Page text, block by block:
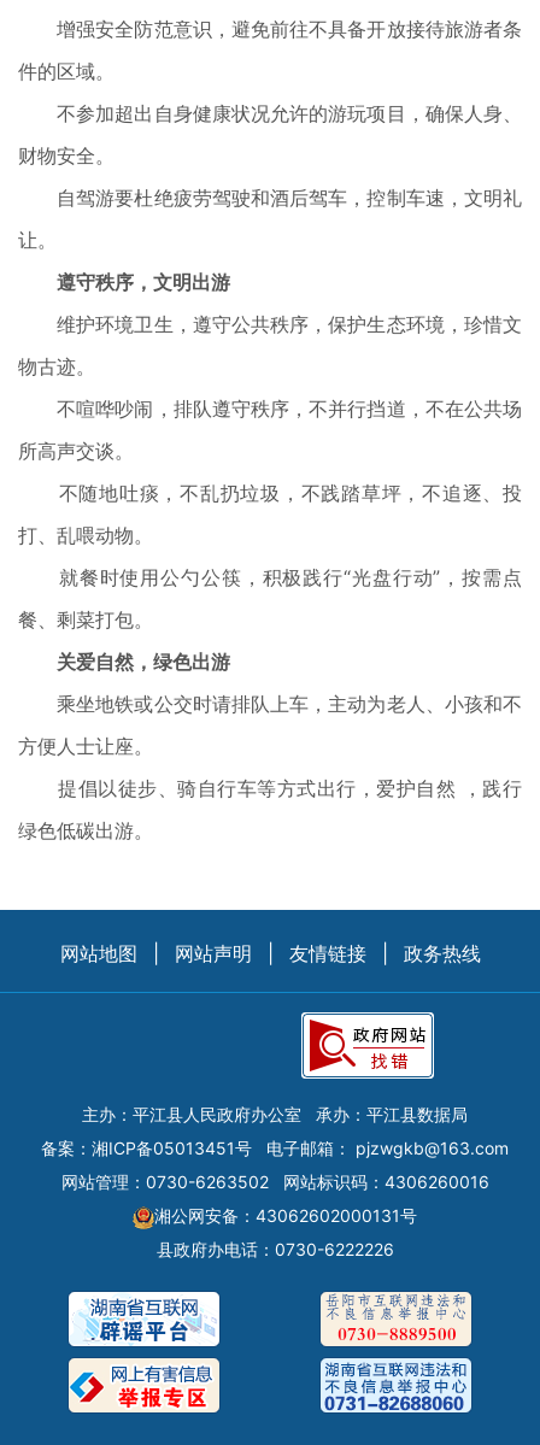
增强安全防范意识，避免前往不具备开放接待旅游者条
件的区域。
不参加超出自身健康状况允许的游玩项目，确保人身、
财物安全。
自驾游要杜绝疲劳驾驶和酒后驾车，控制车速，文明礼
让。
遵守秩序，文明出游
维护环境卫生，遵守公共秩序，保护生态环境，珍惜文
物古迹。
不喧哗吵闹，排队遵守秩序，不并行挡道，不在公共场
所高声交谈。
不随地吐痰，不乱扔垃圾，不践踏草坪，不追逐、投
打、乱喂动物。
就餐时使用公勺公筷，积极践行“光盘行动”，按需点
餐、剩菜打包。
关爱自然，绿色出游
乘坐地铁或公交时请排队上车，主动为老人、小孩和不
方便人士让座。
提倡以徒步、骑自行车等方式出行，爱护自然 ，践行
绿色低碳出游。
网站地图 网站声明 友情链接 政务热线
主办：平江县人民政府办公室
承办：平江县数据局
备案： 湘ICP备05013451号 电子邮箱： pjzwgkb@163.com
网站管理：0730-6263502
网站标识码：4306260016
湘公网安备：43062602000131号
县政府办电话：0730-6222226